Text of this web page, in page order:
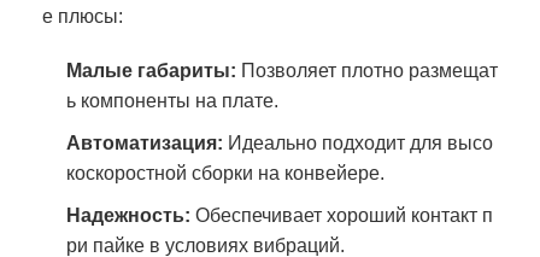
е плюсы:
Малые габариты: Позволяет плотно размещат
ь компоненты на плате.
Автоматизация: Идеально подходит для высо
коскоростной сборки на конвейере.
Надежность: Обеспечивает хороший контакт п
ри пайке в условиях вибраций.